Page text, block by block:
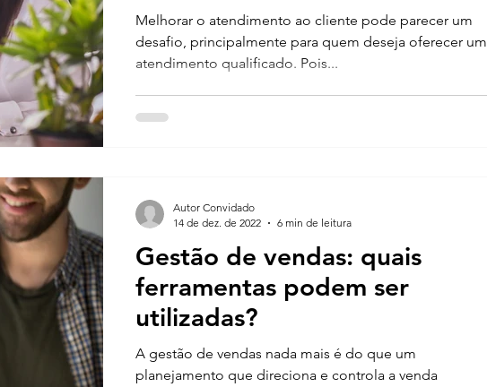
Melhorar o atendimento ao cliente pode parecer um
desafio, principalmente para quem deseja oferecer um
atendimento qualificado. Pois...
Gestão de vendas: quais
ferramentas podem ser
utilizadas?
A gestão de vendas nada mais é do que um
planejamento que direciona e controla a venda
Autor Convidado
14 de dez. de 2022
6 min de leitura